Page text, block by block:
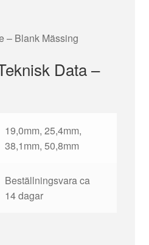
– Blank Mässing
Data –
19,0mm, 25,4mm,
38,1mm, 50,8mm
Beställningsvara ca
14 dagar